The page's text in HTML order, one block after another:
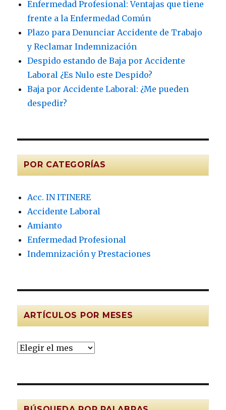
Enfermedad Profesional: Ventajas que tiene
frente a la Enfermedad Común
Plazo para Denunciar Accidente de Trabajo
y Reclamar Indemnización
Despido estando de Baja por Accidente
Laboral ¿Es Nulo este Despido?
Baja por Accidente Laboral: ¿Me pueden
despedir?
POR CATEGORÍAS
Acc. IN ITINERE
Accidente Laboral
Amianto
Enfermedad Profesional
Indemnización y Prestaciones
ARTÍCULOS POR MESES
Artículos